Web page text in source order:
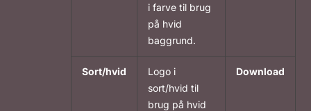
i farve til brug
på hvid
baggrund.
Sort/hvid
Logo i
sort/hvid til
brug på hvid
Download